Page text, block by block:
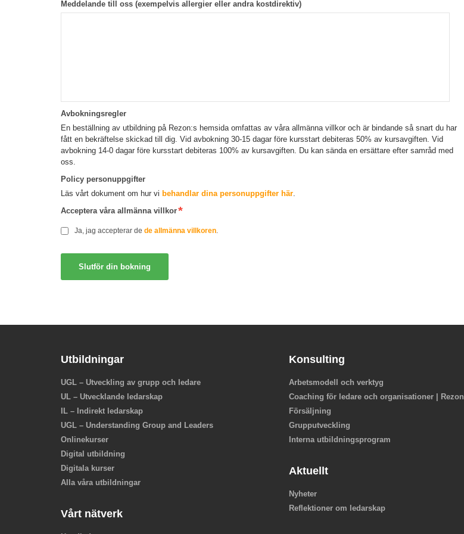
Meddelande till oss (exempelvis allergier eller andra kostdirektiv)
Avbokningsregler
En beställning av utbildning på Rezon:s hemsida omfattas av våra allmänna villkor och är bindande så snart du har
fått en bekräftelse skickad till dig. Vid avbokning 30-15 dagar före kursstart debiteras 50% av kursavgiften. Vid
avbokning 14-0 dagar före kursstart debiteras 100% av kursavgiften. Du kan sända en ersättare efter samråd med
oss.
Policy personuppgifter
Läs vårt dokument om hur vi behandlar dina personuppgifter här.
Acceptera våra allmänna villkor
Ja, jag accepterar de de allmänna villkoren
Utbildningar
UGL – Utveckling av grupp och ledare
UL – Utvecklande ledarskap
IL – Indirekt ledarskap
UGL – Understanding Group and Leaders
Onlinekurser
Digital utbildning
Digitala kurser
Alla våra utbildningar
Vårt nätverk
Konsulting
Arbetsmodell och verktyg
Coaching för ledare och organisationer | Rezon
Försäljning
Grupputveckling
Interna utbildningsprogram
Aktuellt
Nyheter
Reflektioner om ledarskap